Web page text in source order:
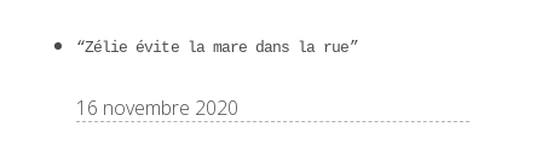
“Zélie évite la mare dans la rue”
16 novembre 2020